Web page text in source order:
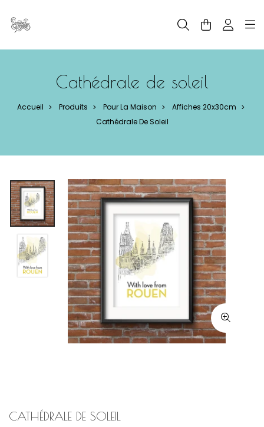
Cathédrale de soleil
Accueil > Produits > Pour La Maison > Affiches 20x30cm >
Cathédrale De Soleil
CATHÉDRALE DE SOLEIL